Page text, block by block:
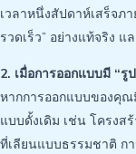
เวลาหนึ่งสัปดาห์เสร็จภ
รวดเร็ว” อย่างแท้จริง
2. เมื่อการออกแบบมี “
หากการออกแบบของคุ
แบบดั้งเดิม เช่น โครงส
ที่เลียนแบบธรรมชาติ ก